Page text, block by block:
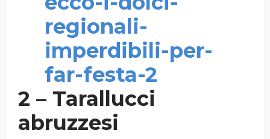
2 – Tarallucci
abruzzesi